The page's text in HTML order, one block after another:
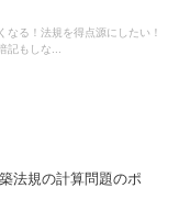
なる！法規を得点源にしたい！
記もしな...
法規の計算問題のポ